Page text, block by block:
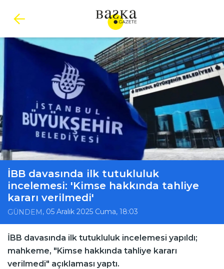
İBB davasında ilk tutukluluk
incelemesi: 'Kimse hakkında tahliye
kararı verilmedi'
GÜNDEM, 05 Aralık 2025 Cuma, 18:03
İBB davasında ilk tutukluluk incelemesi yapıldı;
mahkeme, "Kimse hakkında tahliye kararı
verilmedi" açıklaması yaptı.